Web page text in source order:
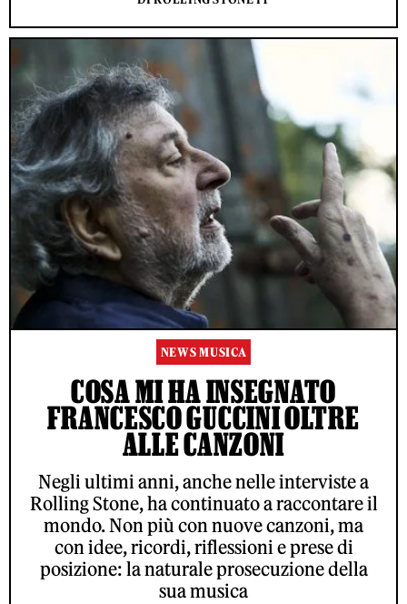
NEWS MUSICA
COSA MI HA INSEGNATO
FRANCESCO GUCCINI OLTRE
ALLE CANZONI
Negli ultimi anni, anche nelle interviste a
Rolling Stone, ha continuato a raccontare il
mondo. Non più con nuove canzoni, ma
con idee, ricordi, riflessioni e prese di
posizione: la naturale prosecuzione della
sua musica